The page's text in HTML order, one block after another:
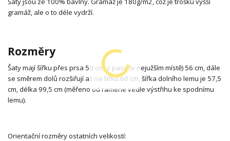
gramáž, ale o to déle vydrží.
Rozměry
Šaty mají šířku přes prsa 59 cm, v pase (v nejužším místě) 56 cm, dále
se směrem dolů rozšiřují až na šířku 60 cm, šířka dolního lemu je 57,5
cm, délka 99,5 cm (měřeno od ramene vedle výstřihu ke spodnímu
lemu).
Orientační rozměry ostatních velikostí: